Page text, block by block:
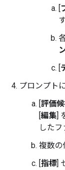
[
[
プロンプト
[評価
[編集]
した
複数の
[指標]